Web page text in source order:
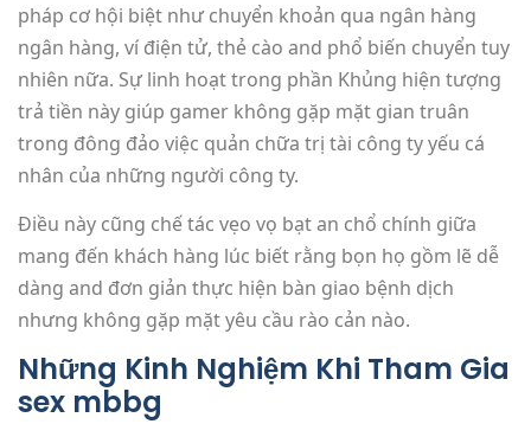
pháp cơ hội biệt như chuyển khoản qua ngân hàng
ngân hàng, ví điện tử, thẻ cào and phổ biến chuyển tuy
nhiên nữa. Sự linh hoạt trong phần Khủng hiện tượng
trả tiền này giúp gamer không gặp mặt gian truân
trong đông đảo việc quản chữa trị tài công ty yếu cá
nhân của những người công ty.
Điều này cũng chế tác vẹo vọ bạt an chổ chính giữa
mang đến khách hàng lúc biết rằng bọn họ gồm lẽ dễ
dàng and đơn giản thực hiện bàn giao bệnh dịch
nhưng không gặp mặt yêu cầu rào cản nào.
Những Kinh Nghiệm Khi Tham Gia
sex mbbg